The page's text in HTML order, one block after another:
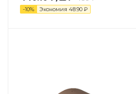
-10% Экономия 48.90 ₽